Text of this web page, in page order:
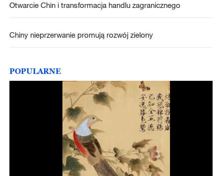
Otwarcie Chin i transformacja handlu zagranicznego
Chiny nieprzerwanie promują rozwój zielony
POPULARNE